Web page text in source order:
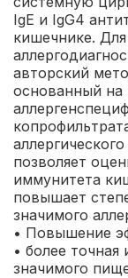
IgE и IgG4
кишечнике.
авторский
основанный на
позволяет
иммунитета
повышает
значимого
• Повышение
• более
значимого